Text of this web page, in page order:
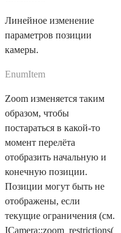
Линейное изменение
параметров позиции
камеры.
EnumItem
Zoom изменяется таким
образом, чтобы
постараться в какой-то
момент перелёта
отобразить начальную и
конечную позиции.
Позиции могут быть не
отображены, если
текущие ограничения (см.
ICamera::zoom_restrictions(